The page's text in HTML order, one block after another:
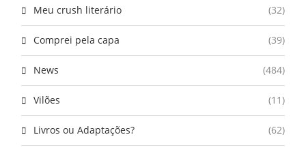
Meu crush literário (32)
Comprei pela capa (39)
News (484)
Vilões (11)
Livros ou Adaptações? (62)